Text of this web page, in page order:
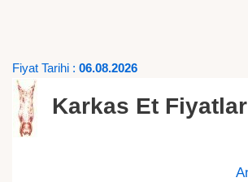
Fiyat Tarihi : 06.08.2026
Karkas Et